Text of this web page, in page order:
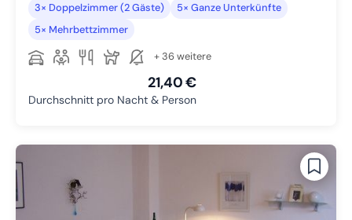
3× Doppelzimmer (2 Gäste)
5× Ganze Unterkünfte
5× Mehrbettzimmer
+ 36 weitere
21,40 €
Durchschnitt pro Nacht & Person